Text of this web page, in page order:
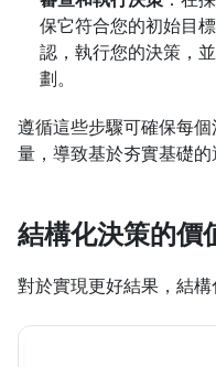
保它符合您的初始目
認，執行您的決策，
劃。
遵循這些步驟可確保每
量，導致基於夯實基礎的
結構化決策的價
對於實現更好結果，結構